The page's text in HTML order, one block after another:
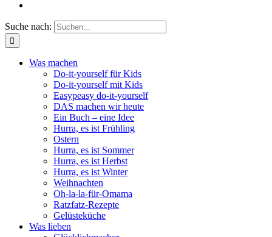
Suche nach:
Was machen
Do-it-yourself für Kids
Do-it-yourself mit Kids
Easypeasy do-it-yourself
DAS machen wir heute
Ein Buch – eine Idee
Hurra, es ist Frühling
Ostern
Hurra, es ist Sommer
Hurra, es ist Herbst
Hurra, es ist Winter
Weihnachten
Oh-la-la-für-Omama
Ratzfatz-Rezepte
Gelüsteküche
Was lieben